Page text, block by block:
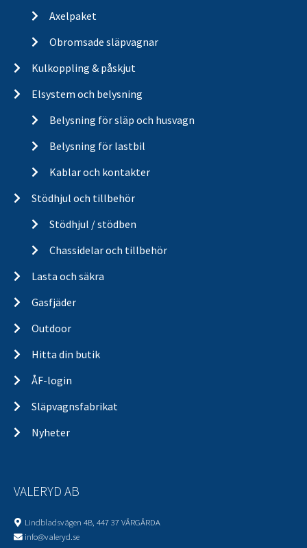
Axelpaket
Obromsade släpvagnar
Kulkoppling & påskjut
Elsystem och belysning
Belysning för släp och husvagn
Belysning för lastbil
Kablar och kontakter
Stödhjul och tillbehör
Stödhjul / stödben
Chassidelar och tillbehör
Lasta och säkra
Gasfjäder
Outdoor
Hitta din butik
ÅF-login
Släpvagnsfabrikat
Nyheter
VALERYD AB
Lindbladsvägen 4B, 447 37 VÅRGÅRDA
info@valeryd.se